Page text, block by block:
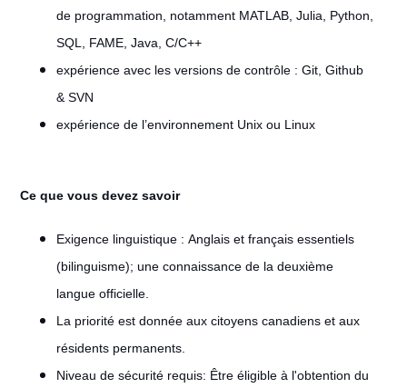
de programmation, notamment MATLAB, Julia, Python,
SQL, FAME, Java, C/C++
expérience avec les versions de contrôle : Git, Github
& SVN
expérience de l’environnement Unix ou Linux
Ce que vous devez savoir
Exigence linguistique : Anglais et français essentiels
(bilinguisme); une connaissance de la deuxième
langue officielle.
La priorité est donnée aux citoyens canadiens et aux
résidents permanents.
Niveau de sécurité requis: Être éligible à l'obtention du